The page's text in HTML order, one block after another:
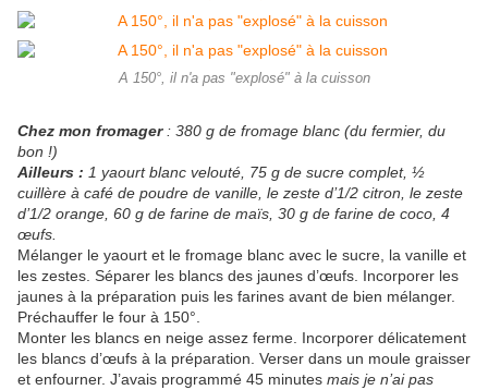
A 150°, il n'a pas "explosé" à la cuisson
Chez mon fromager: 380 g de fromage blanc (du fermier, du
bon !)
Ailleurs : 1 yaourt blanc velouté, 75 g de sucre complet, ½
cuillère à café de poudre de vanille, le zeste d’1/2 citron, le zeste
d’1/2 orange, 60 g de farine de maïs, 30 g de farine de coco, 4
œufs.
Mélanger le yaourt et le fromage blanc avec le sucre, la vanille et
les zestes. Séparer les blancs des jaunes d’œufs. Incorporer les
jaunes à la préparation puis les farines avant de bien mélanger.
Préchauffer le four à 150°.
Monter les blancs en neige assez ferme. Incorporer délicatement
les blancs d’œufs à la préparation. Verser dans un moule graisser
et enfourner. J’avais programmé 45 minutes mais je n’ai pas